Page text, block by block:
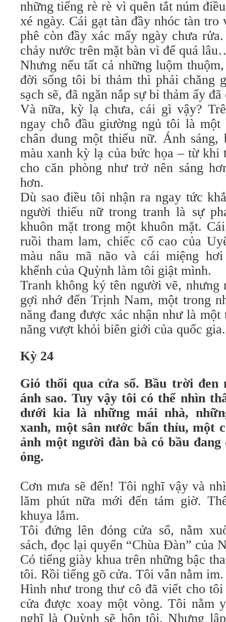
những tiếng rè rè vì quên tắt núm
xé ngày. Cái gạt tàn đầy nhóc tàn tro
phê còn đầy xác mấy ngày chưa
chảy nước trên mặt bàn vì để quá
Nhưng nếu tất cả những luộm
đời sống tôi bi thảm thì phải chăng
sạch sẽ, đã ngăn nắp sự bi thảm ấy
Và nữa, kỳ lạ chưa, cái gì vậy?
ngay chỗ đầu giường ngủ tôi là một
chân dung một thiếu nữ. Ánh
màu xanh kỳ lạ của bức họa – từ khi
cho căn phòng như trở nên sáng
hơn.
Dù sao điều tôi nhận ra ngay tức
người thiếu nữ trong tranh là sự
khuôn mặt trong một khuôn mặt.
ruồi tham lam, chiếc cổ cao của
màu nâu mã não và cái miệng
khểnh của Quỳnh làm tôi giật mình.
Tranh không ký tên người vẽ, nhưng
gợi nhớ đến Trịnh Nam, một trong
năng đang được xác nhận như là
năng vượt khỏi biên giới của quốc gia.
Kỳ 24
Gió thổi qua cửa sổ. Bầu trời đen
ánh sao. Tuy vậy tôi có thể nhìn
dưới kia là những mái nhà,
xanh, một sân nước bẩn thỉu, một
ảnh một người đàn bà có bầu
ỏng.
Cơn mưa sẽ đến! Tôi nghĩ vậy và
lăm phút nữa mới đến tám giờ.
khuya lắm.
Tôi đứng lên đóng cửa sổ, nằm
sách, đọc lại quyển “Chùa Đàn” của
Có tiếng giày khua trên những bậc
tôi. Rồi tiếng gõ cửa. Tôi vẫn nằm
Hình như trong thư cô đã viết cho
cửa được xoay một vòng. Tôi nằm
nghĩ là Quỳnh sẽ hôn tôi. Nhưng